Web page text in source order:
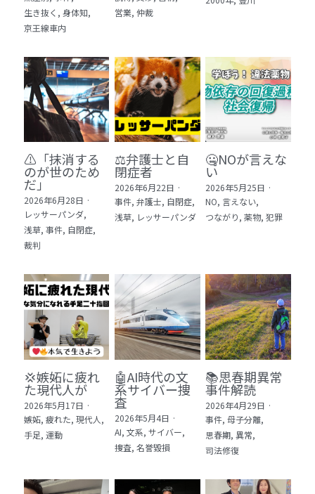
5 教育・マネジメント・学修 20冊
6 セールス・マーケティング・ビジネスモデ
ル 21冊
7 ライフスタイル・防災・科学技術 12冊
8 アジア・歴史・未来予測 11冊
🎬Dramas(おすすめの小説・漫画・ドラマ・
映画)
生き抜く, 身体知,
京王線車内
営業, 仲裁
⚠️「抹消する
のが世のため
だ」​
2026年6月28日 ·
レッサーパンダ,
浅草, 事件, 自閉症,
裁判
⚖️弁護士と自
閉症者
2026年6月22日 ·
事件, 弁護士, 自閉症,
浅草, レッサーパンダ
🤐NOが言えな
い
2026年5月25日 ·
NO, 言えない,
つながり, 薬物, 犯罪
💢嫉妬に疲れ
た現代人が
2026年5月17日 ·
嫉妬, 疲れた, 現代人,
手足, 運動
🤖AI時代の文
系サイバー捜
査
2026年5月4日 ·
AI, 文系, サイバー,
捜査, 名誉毀損
📚思春期異常
事件解読
2026年4月29日 ·
事件, 母子分離,
思春期, 異常,
司法修復